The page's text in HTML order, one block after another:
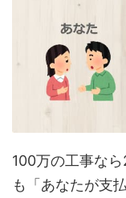
100万の工事な
も「あなたが支